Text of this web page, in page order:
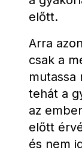
előtt.
Arra
csak a
mutassa
tehát a
az
előtt
és nem